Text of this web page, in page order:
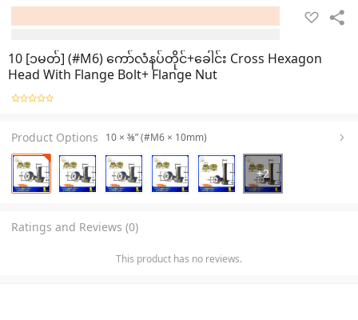
10 [၁မတ်] (#M6) ကော်လံနပ်တိုင်+ခေါင်း Cross Hexagon
Head With Flange Bolt+ Flange Nut
Product Options 10 × ⅜” (#M6 × 10mm)
+2
Ratings and Reviews (0)
This product has no reviews.